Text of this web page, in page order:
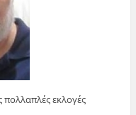
πολλαπλές εκλογές